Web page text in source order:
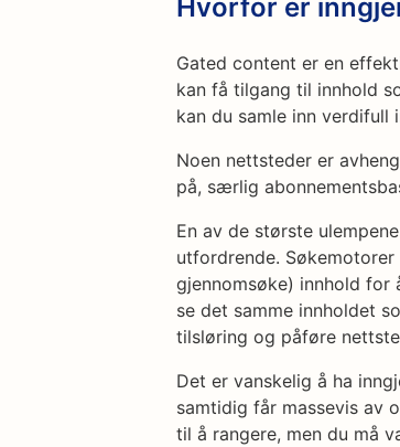
Hvorfor er
Gated content er en
kan få tilgang til innhold
kan du samle inn verdifull
Noen nettsteder er
på, særlig
En av de største
utfordrende.
gjennomsøke) innhold for
se det samme innholdet
tilsløring og påføre
Det er vanskelig å ha
samtidig får massevis av
til å rangere, men du må